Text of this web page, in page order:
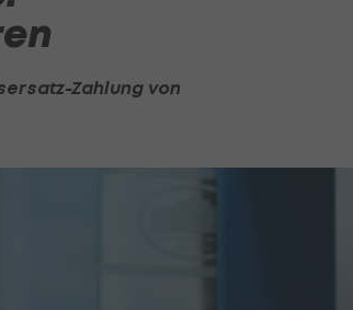
Zahlung von